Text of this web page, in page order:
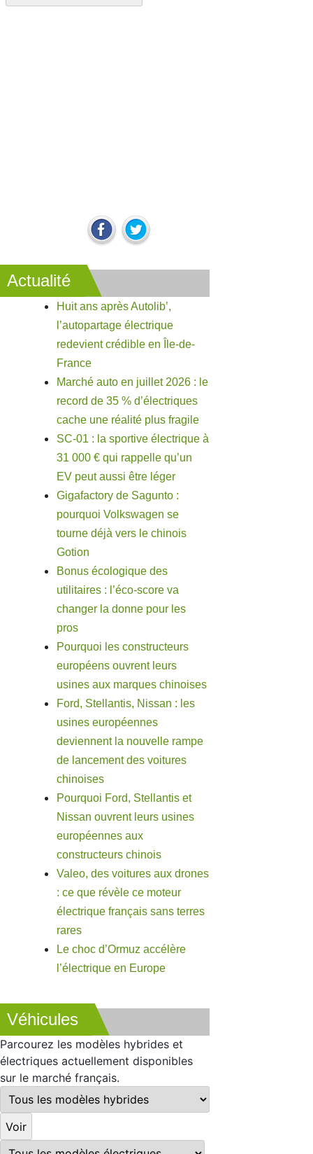
Actualité
Huit ans après Autolib’,
l’autopartage électrique
redevient crédible en Île-de-
France
Marché auto en juillet 2026 : le
record de 35 % d’électriques
cache une réalité plus fragile
SC-01 : la sportive électrique à
31 000 € qui rappelle qu’un
EV peut aussi être léger
Gigafactory de Sagunto :
pourquoi Volkswagen se
tourne déjà vers le chinois
Gotion
Bonus écologique des
utilitaires : l’éco-score va
changer la donne pour les
pros
Pourquoi les constructeurs
européens ouvrent leurs
usines aux marques chinoises
Ford, Stellantis, Nissan : les
usines européennes
deviennent la nouvelle rampe
de lancement des voitures
chinoises
Pourquoi Ford, Stellantis et
Nissan ouvrent leurs usines
européennes aux
constructeurs chinois
Valeo, des voitures aux drones
: ce que révèle ce moteur
électrique français sans terres
rares
Le choc d’Ormuz accélère
l’électrique en Europe
Véhicules
Parcourez les modèles hybrides et
électriques actuellement disponibles
sur le marché français.